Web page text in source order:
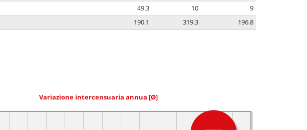
49.3 10
9
190.1 319.3 196.8
Variazione intercensuaria annua [Ø]